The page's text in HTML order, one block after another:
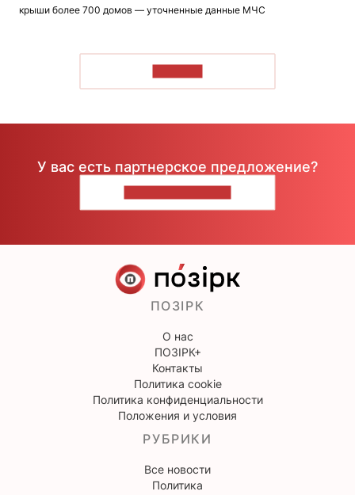
крыши более 700 домов — уточненные данные МЧС
У вас есть партнерское предложение?
ПОЗІРК
О нас
ПОЗІРК+
Контакты
Политика cookie
Политика конфиденциальности
Положения и условия
РУБРИКИ
Все новости
Политика